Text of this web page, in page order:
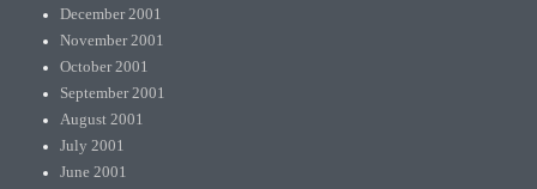
December 2001
November 2001
October 2001
September 2001
August 2001
July 2001
June 2001